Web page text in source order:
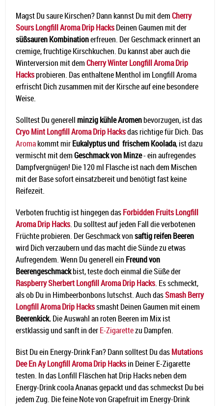
Magst Du saure Kirschen? Dann kannst Du mit demCherry
Sours Longfill Aroma Drip HacksDeinen Gaumen mit der
süßsauren Kombinationerfreuen. Der Geschmack erinnert an
cremige, fruchtige Kirschkuchen. Du kannst aber auch die
Winterversion mit demCherry Winter Longfill Aroma Drip
Hacksprobieren. Das enthaltene Menthol im Longfill Aroma
erfrischt Dich zusammen mit der Kirsche auf eine besondere
Weise.
Solltest Du generellminzig kühle Aromenbevorzugen, ist das
Cryo Mint Longfill Aroma Drip Hacksdas richtige für Dich. Das
Aromakommt mirEukalyptus und frischem Koolada, ist dazu
vermischt mit demGeschmack von Minze- ein aufregendes
Dampfvergnügen! Die 120 ml Flasche ist nach dem Mischen
mit der Base sofort einsatzbereit und benötigt fast keine
Reifezeit.
Verboten fruchtig ist hingegen dasForbidden Fruits Longfill
Aroma Drip Hacks. Du solltest auf jeden Fall die verbotenen
Früchte probieren. Der Geschmack vonsaftig reifen Beeren
wird Dich verzaubern und das macht die Sünde zu etwas
Aufregendem. Wenn Du generell ein Freund von
Beerengeschmackbist, teste doch einmal die Süße der
Raspberry Sherbert Longfill Aroma Drip Hacks. Es schmeckt,
als ob Du in Himbeerbonbons lutschst. Auch dasSmash Berry
Longfill Aroma Drip Hackssmasht Deinen Gaumen mit einem
Beerenkick.Die Auswahl an roten Beeren im Mix ist
erstklassig und sanft in derE-Zigarettezu Dampfen.
Bist Du ein Energy-Drink Fan? Dann solltest Du dasMutations
Dee En Ay Longfill Aroma Drip Hacksin Deiner E-Zigarette
testen. In das Lonfill Fläschen hat Drip Hacks neben dem
Energy-Drink coola Ananas gepackt und das schmeckst Du bei
jedem Zug. Die feine Note von Grapefruit im Energy-Drink